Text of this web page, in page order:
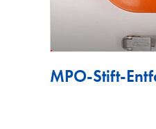
MPO-Stift-